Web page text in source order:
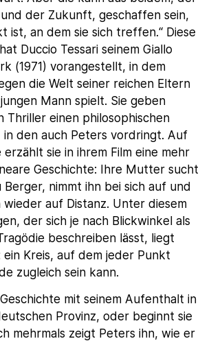
der Zukunft, geschaffen sein,
ist, an dem sie sich treffen.“ Diese
Duccio Tessari seinem Giallo
(1971) vorangestellt, in dem
die Welt seiner reichen Eltern
Mann spielt. Sie geben
Thriller einen philosophischen
in den auch Peters vordringt. Auf
sie in ihrem Film eine mehr
Geschichte: Ihre Mutter sucht
nimmt ihn bei sich auf und
wieder auf Distanz. Unter diesem
der sich je nach Blickwinkel als
beschreiben lässt, liegt
Kreis, auf dem jeder Punkt
zugleich sein kann.
mit seinem Aufenthalt in
Provinz, oder beginnt sie
mehrmals zeigt Peters ihn, wie er